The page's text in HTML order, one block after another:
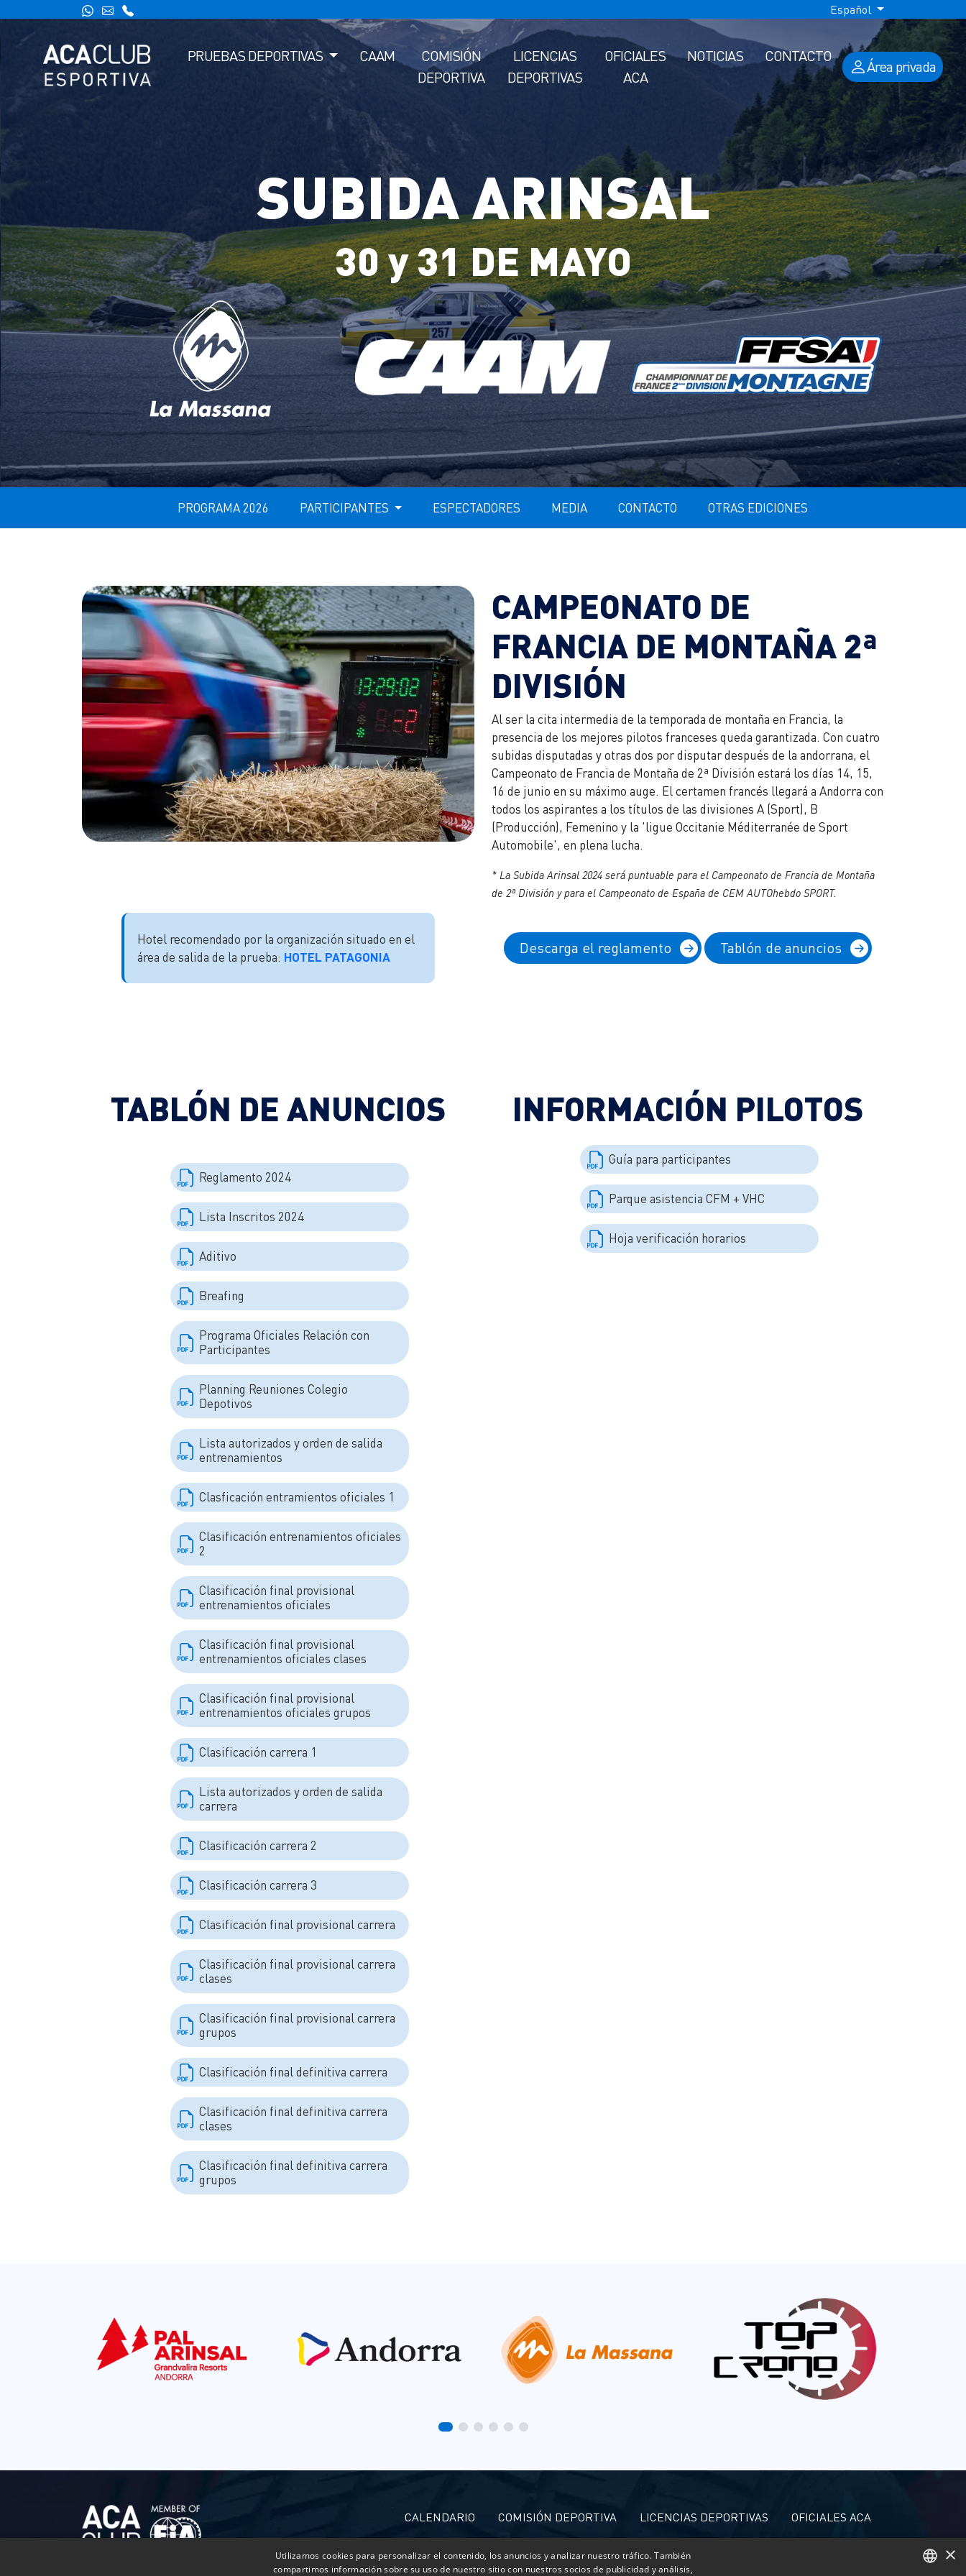
Español
PRUEBAS DEPORTIVAS CAAM
COMISIÓN
DEPORTIVA
LICENCIAS
DEPORTIVAS
OFICIALES
ACA
NOTICIAS CONTACTO
Área privada
SUBIDA ARINSAL
30 y 31 DE MAYO
PROGRAMA 2026 PARTICIPANTES ESPECTADORES MEDIA CONTACTO OTRAS EDICIONES
CAMPEONATO DE
FRANCIA DE MONTAÑA 2ª
DIVISIÓN
Al ser la cita intermedia de la temporada de montaña en Francia, la
presencia de los mejores pilotos franceses queda garantizada. Con cuatro
subidas disputadas y otras dos por disputar después de la andorrana, el
Campeonato de Francia de Montaña de 2ª División estará los días 14, 15,
16 de junio en su máximo auge. El certamen francés llegará a Andorra con
todos los aspirantes a los títulos de las divisiones A (Sport), B
(Producción), Femenino y la 'ligue Occitanie Méditerranée de Sport
Automobile', en plena lucha.
* La Subida Arinsal 2024 será puntuable para el Campeonato de Francia de Montaña
de 2ª División y para el Campeonato de España de CEM AUTOhebdo SPORT.
Hotel recomendado por la organización situado en el
área de salida de la prueba: HOTEL PATAGONIA
Descarga el reglamento Tablón de anuncios
TABLÓN DE ANUNCIOS
Reglamento 2024
Lista Inscritos 2024
Aditivo
Breafing
Programa Oficiales Relación con
Participantes
Planning Reuniones Colegio
Depotivos
Lista autorizados y orden de salida
entrenamientos
Clasficación entramientos oficiales 1
Clasificación entrenamientos oficiales
2
Clasificación final provisional
entrenamientos oficiales
Clasificación final provisional
entrenamientos oficiales clases
Clasificación final provisional
entrenamientos oficiales grupos
Clasificación carrera 1
Lista autorizados y orden de salida
carrera
Clasificación carrera 2
Clasificación carrera 3
Clasificación final provisional carrera
Clasificación final provisional carrera
clases
Clasificación final provisional carrera
grupos
Clasificación final definitiva carrera
Clasificación final definitiva carrera
clases
Clasificación final definitiva carrera
grupos
INFORMACIÓN PILOTOS
Guía para participantes
Parque asistencia CFM + VHC
Hoja verificación horarios
CALENDARIO COMISIÓN DEPORTIVA LICENCIAS DEPORTIVAS
OFICIALES ACA
ACREDITACIONES PRENSA
×
Utilizamos cookies para personalizar el contenido, los anuncios y analizar nuestro tráfico. También
compartimos información sobre su uso de nuestro sitio con nuestros socios de publicidad y análisis,